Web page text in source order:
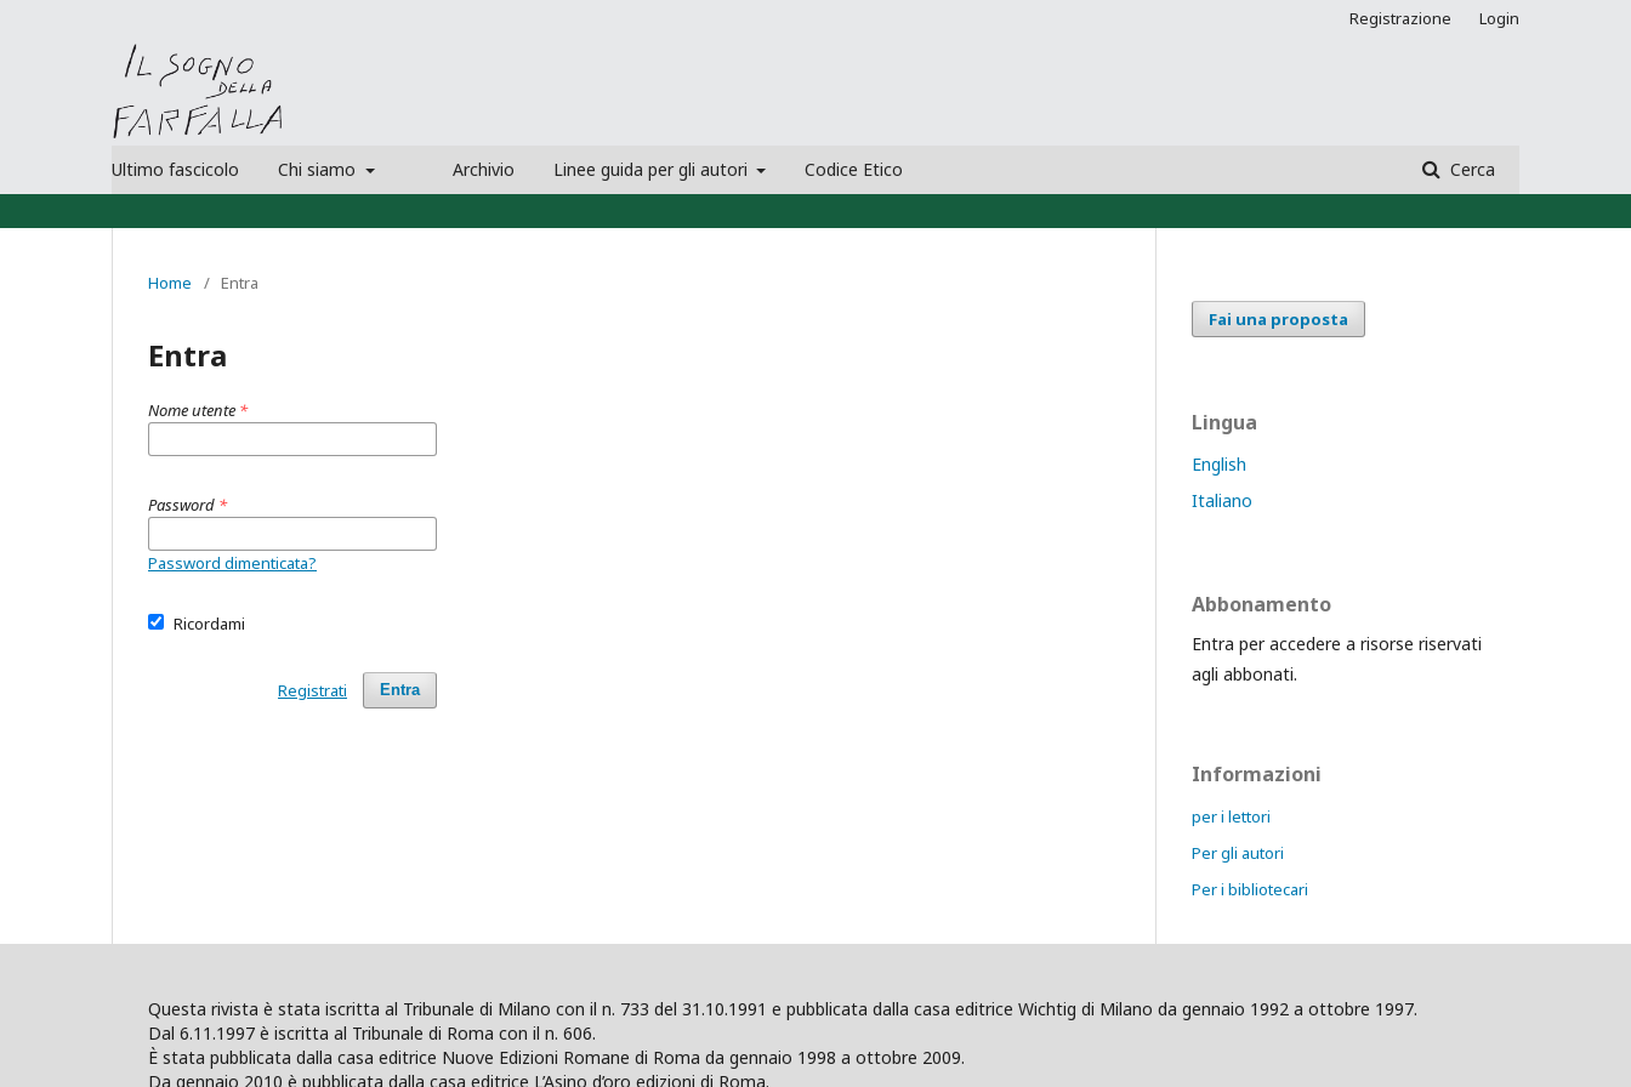
Ultimo fascicolo Chi siamo Archivio Linee guida per gli autori Codice Etico Cerca
Registrazione Login
Home / Entra
Entra
Nome utente *
Password *
Password dimenticata?
Ricordami
Entra
Registrati
Fai una proposta
Lingua
English
Italiano
Abbonamento
Entra per accedere a risorse riservati
agli abbonati.
Informazioni
per i lettori
Per gli autori
Per i bibliotecari
Questa rivista è stata iscritta al Tribunale di Milano con il n. 733 del 31.10.1991 e pubblicata dalla casa editrice Wichtig di Milano da gennaio 1992 a ottobre 1997.
Dal 6.11.1997 è iscritta al Tribunale di Roma con il n. 606.
È stata pubblicata dalla casa editrice Nuove Edizioni Romane di Roma da gennaio 1998 a ottobre 2009.
Da gennaio 2010 è pubblicata dalla casa editrice L’Asino d’oro edizioni di Roma.